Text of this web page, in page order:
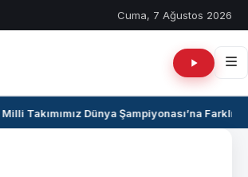
Cuma, 7 Ağustos 2026
Takımımız Dünya Şampiyonası’na Farklı